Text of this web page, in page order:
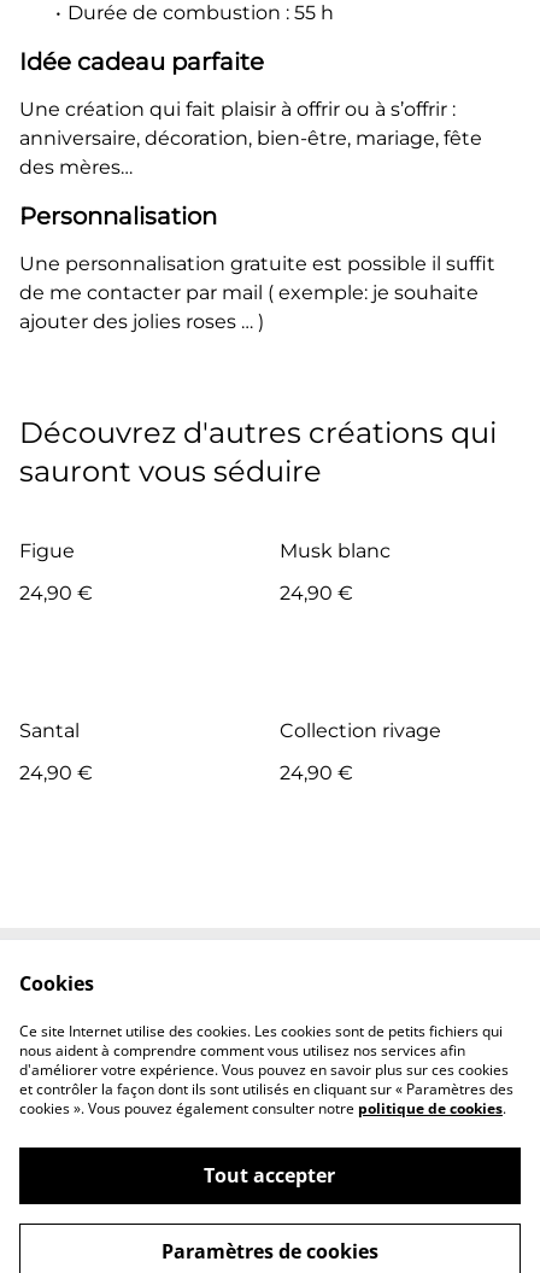
Durée de combustion : 55 h
Idée cadeau parfaite
Une création qui fait plaisir à offrir ou à s’offrir :
anniversaire, décoration, bien-être, mariage, fête
des mères…
Personnalisation
Une personnalisation gratuite est possible il suffit
de me contacter par mail ( exemple: je souhaite
ajouter des jolies roses … )
Découvrez d'autres créations qui
sauront vous séduire
Figue
24,90 €
Musk blanc
24,90 €
Santal
24,90 €
Collection rivage
24,90 €
Politique de
confidentialité
Politique de cookies
©2026Atelier Nomad
powered by
Cookies
Ce site Internet utilise des cookies. Les cookies sont de petits fichiers qui
nous aident à comprendre comment vous utilisez nos services afin
d'améliorer votre expérience. Vous pouvez en savoir plus sur ces cookies
et contrôler la façon dont ils sont utilisés en cliquant sur « Paramètres des
cookies ». Vous pouvez également consulter notre politique de cookies.
Tout accepter
Paramètres de cookies